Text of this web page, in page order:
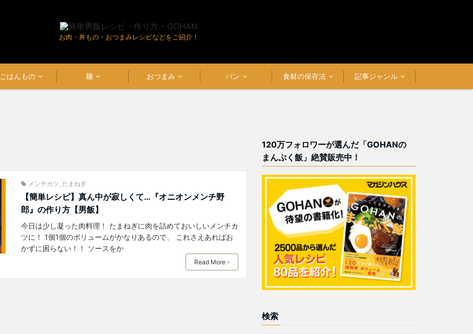
お肉・丼もの・おつまみレシピなどをご紹介！
ごはんもの 麺 おつまみ パン 食材の保存法 記事ジャンル
メンチカツ, たまねぎ
【簡単レシピ】真ん中が寂しくて…『オニオンメンチ野
郎』の作り方【男飯】
今日は少し凝った肉料理！ たまねぎに肉を詰めておいしいメンチカ
ツに！ 1個1個のボリュームがかなりあるので、 これさえあればお
かずに困らない！！ ソースをか
Read More
120万フォロワーが選んだ「GOHANの
まんぷく飯」絶賛販売中！
検索